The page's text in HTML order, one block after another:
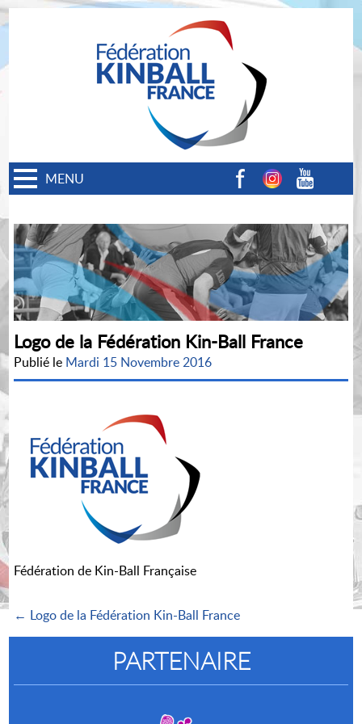
MENU
Logo de la Fédération Kin-Ball France
Publié le Mardi 15 Novembre 2016
Fédération de Kin-Ball Française
← Logo de la Fédération Kin-Ball France
PARTENAIRE